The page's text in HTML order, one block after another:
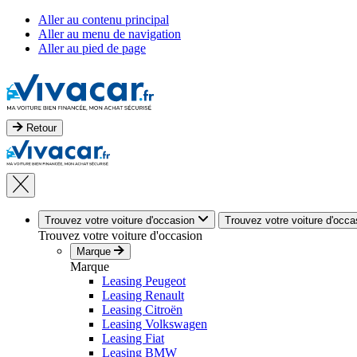
Aller au contenu principal
Aller au menu de navigation
Aller au pied de page
Retour
Trouvez votre voiture d'occasion Trouvez votre voiture
Trouvez votre voiture d'occasion
Marque
Marque
Leasing Peugeot
Leasing Renault
Leasing Citroën
Leasing Volkswagen
Leasing Fiat
Leasing BMW